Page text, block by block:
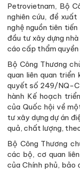
Petrovietnam, Bộ
nghiên cứu, đề
nghệ nguồn tiên
đầu tư xây dựng
cáo cấp thẩm
Bộ Công Thương
quan liên quan
quyết số 249/NQ-
hành Kế hoạch
của Quốc hội về
tư xây dựng dự án
quả, chất lượng,
Bộ Công Thương
các bộ, cơ quan
của Chính phủ, bảo